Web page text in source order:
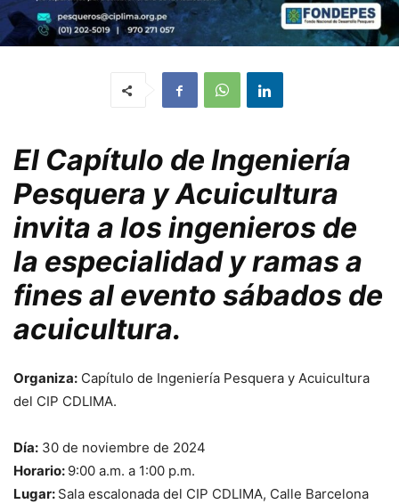
El Capítulo de Ingeniería
Pesquera y Acuicultura
invita a los ingenieros de
la especialidad y ramas a
fines al evento sábados de
acuicultura.
Organiza: Capítulo de Ingeniería Pesquera y Acuicultura
del CIP CDLIMA.
Día: 30 de noviembre de 2024
Horario: 9:00 a.m. a 1:00 p.m.
Lugar: Sala escalonada del CIP CDLIMA, Calle Barcelona